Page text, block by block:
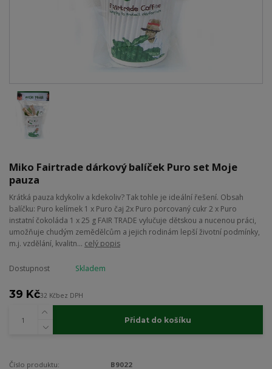
Miko Fairtrade dárkový balíček Puro set Moje
pauza
Krátká pauza kdykoliv a kdekoliv? Tak tohle je ideální řešení. Obsah
balíčku: Puro kelímek 1 x Puro čaj 2x Puro porcovaný cukr 2 x Puro
instatní čokoláda 1 x 25 g FAIR TRADE vylučuje dětskou a nucenou práci,
umožňuje chudým zemědělcům a jejich rodinám lepší životní podmínky,
m.j. vzdělání, kvalitn... celý popis
Dostupnost Skladem
39 Kč32 Kčbez DPH
Přidat do košíku
Číslo produktu:
B9022